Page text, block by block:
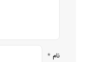
نام *